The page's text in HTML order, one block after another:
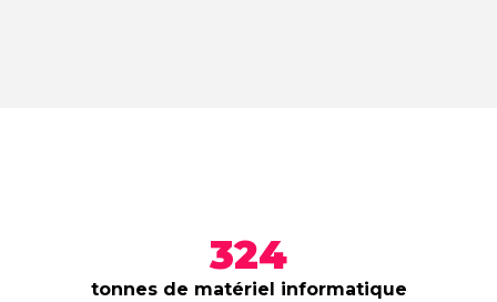
324
tonnes de matériel informatique